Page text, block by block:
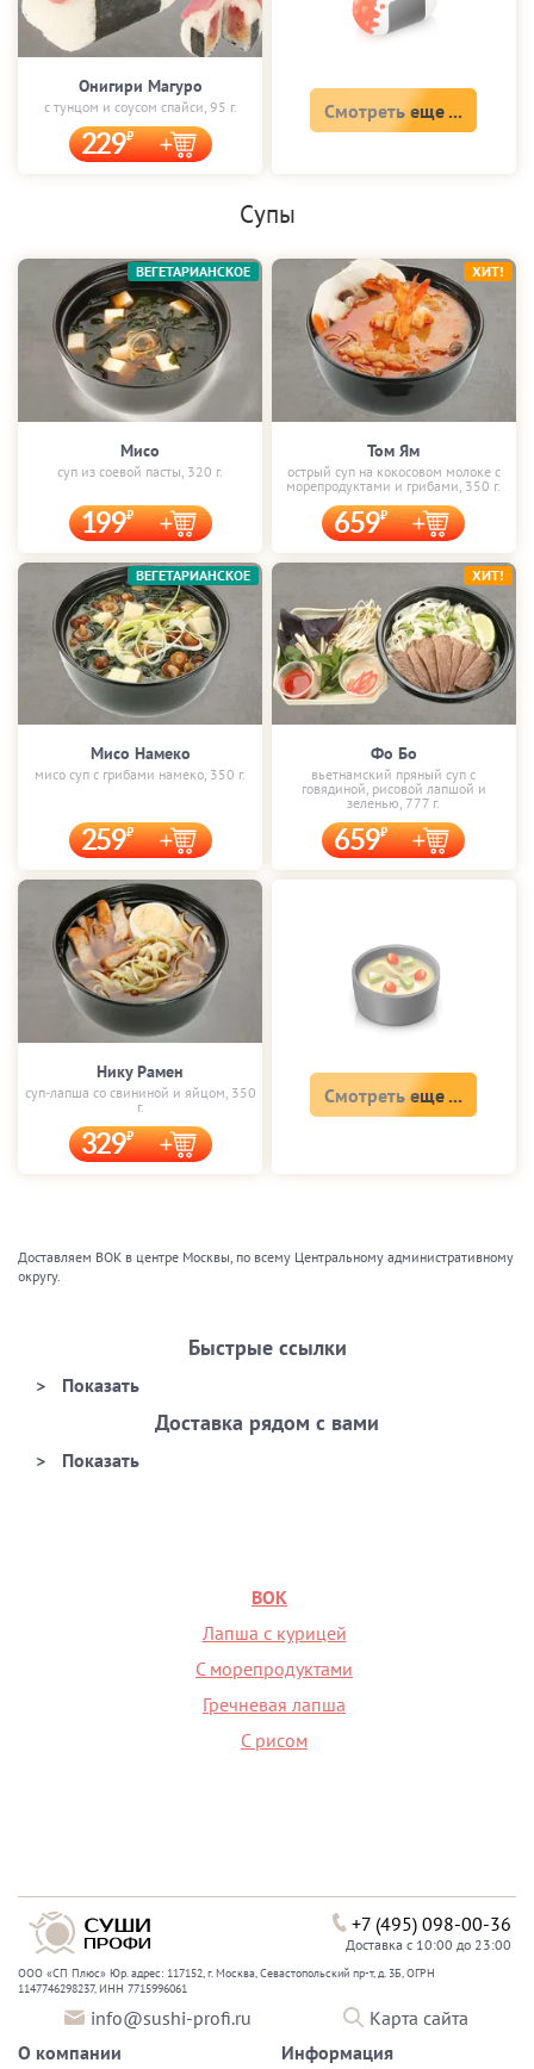
Онигири Магуро
с тунцом и соусом спайси, 95 г.
229
Смотреть еще ...
Супы
Мисо
суп из соевой пасты, 320 г.
199
ВЕГЕТАРИАНСКОЕ
Том Ям
острый суп на кокосовом молоке с
морепродуктами и грибами, 350 г.
659
ХИТ!
Мисо Намеко
мисо суп с грибами намеко, 350 г.
259
ВЕГЕТАРИАНСКОЕ
Фо Бо
вьетнамский пряный суп с
говядиной, рисовой лапшой и
зеленью, 777 г.
659
ХИТ!
Нику Рамен
суп-лапша со свининой и яйцом, 350
г.
329
Смотреть еще ...
Доставляем ВОК в центре Москвы, по всему Центральному административному
округу.
Быстрые ссылки
Доставка рядом с вами
ВОК
Лапша с курицей
С морепродуктами
Гречневая лапша
С рисом
+7 (495) 098-00-36
Доставка с 10:00 до 23:00
ООО «СП Плюс» Юр. адрес: 117152, г. Москва, Севастопольский пр-т, д. 3Б, ОГРН
1147746298237, ИНН 7715996061
info@sushi-profi.ru
Карта сайта
О компании
Информация